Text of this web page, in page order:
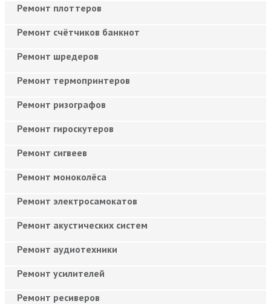
Ремонт плоттеров
Ремонт счётчиков банкнот
Ремонт шредеров
Ремонт термопринтеров
Ремонт ризографов
Ремонт гироскутеров
Ремонт сигвеев
Ремонт моноколёса
Ремонт электросамокатов
Ремонт акустических систем
Ремонт аудиотехники
Ремонт усилителей
Ремонт ресиверов